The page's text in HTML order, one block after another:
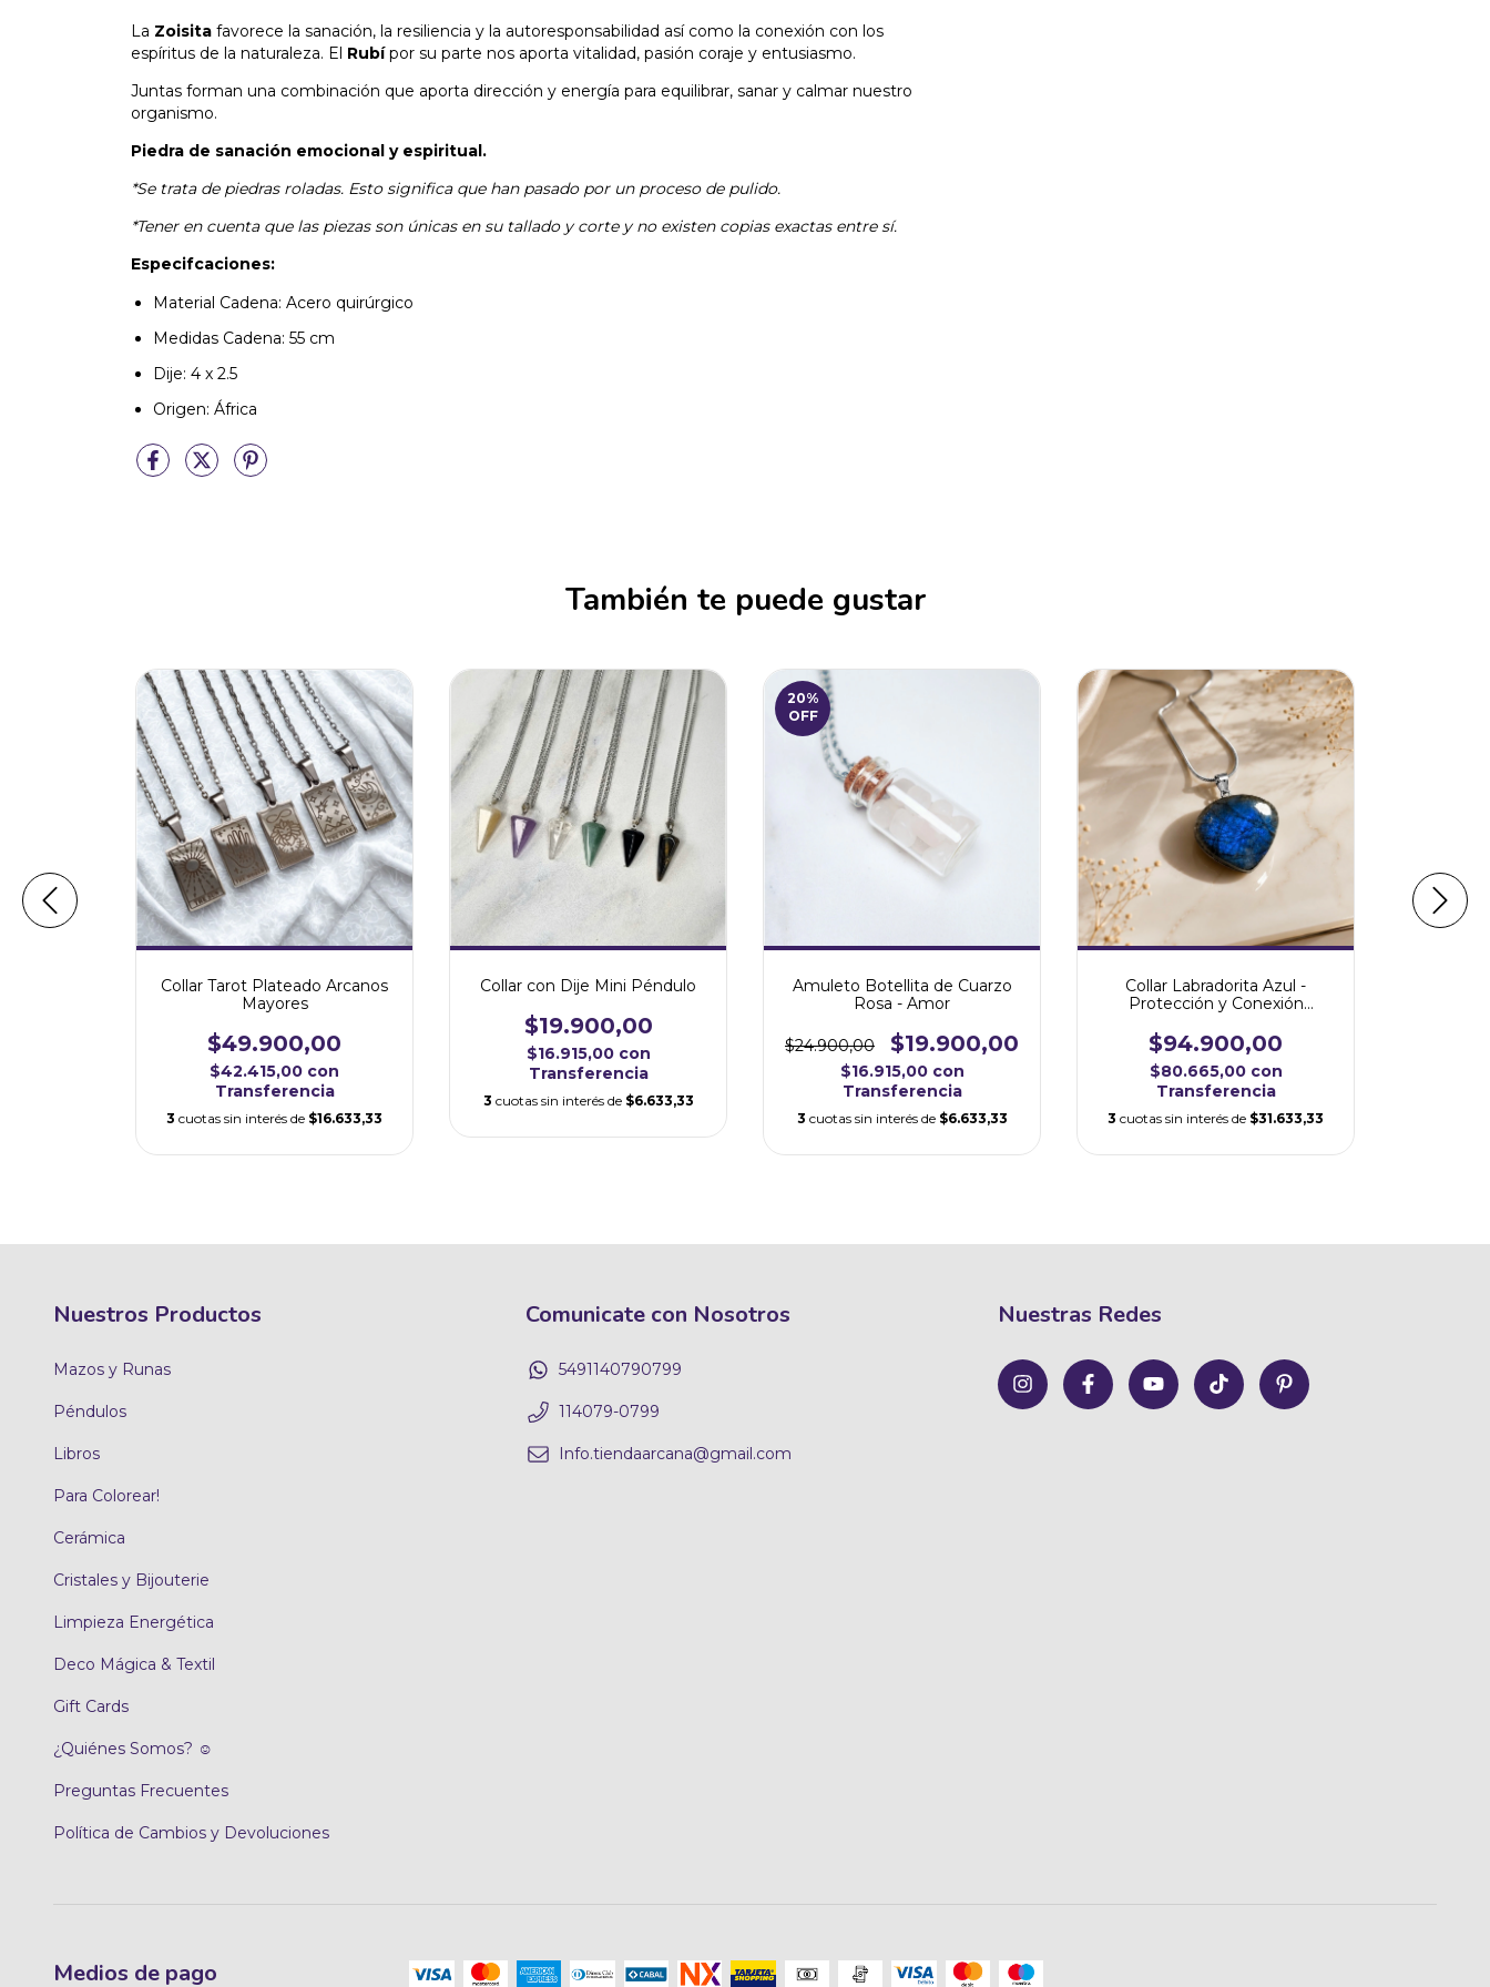
La Zoisita favorece la sanación, la resiliencia y la autoresponsabilidad así como la conexión con los
espíritus de la naturaleza. El Rubípor su parte nos aporta vitalidad, pasión coraje y entusiasmo.
Juntas forman una combinación que aporta dirección y energía para equilibrar, sanar y calmar nuestro
organismo.
Piedra de sanación emocional y espiritual.
*Se trata de piedras roladas. Esto significa que han pasado por un proceso de pulido.
*Tener en cuenta que las piezas son únicas en su tallado y corte y no existen copias exactas entre sí.
Especifcaciones:
Material Cadena: Acero quirúrgico
Medidas Cadena: 55 cm
Dije: 4 x 2.5
Origen: África
También te puede gustar
Collar Tarot Plateado Arcanos
Mayores
$49.900,00
$42.415,00 con
Transferencia
3 cuotas sin interés de $16.633,33
Collar con Dije Mini Péndulo
$19.900,00
$16.915,00 con
Transferencia
3 cuotas sin interés de $6.633,33
20%
OFF
Amuleto Botellita de Cuarzo
Rosa - Amor
$24.900,00 $19.900,00
$16.915,00 con
Transferencia
3 cuotas sin interés de $6.633,33
Collar Labradorita Azul -
Protección y Conexión
$94.900,00
$80.665,00 con
Transferencia
3 cuotas sin interés de $31.633,33
Nuestros Productos
Mazos y Runas
Péndulos
Libros
Para Colorear!
Cerámica
Cristales y Bijouterie
Limpieza Energética
Deco Mágica & Textil
Gift Cards
¿Quiénes Somos? ☺
Preguntas Frecuentes
Política de Cambios y Devoluciones
Comunicate con Nosotros
5491140790799
114079-0799
Info.tiendaarcana@gmail.com
Nuestras Redes
Medios de pago